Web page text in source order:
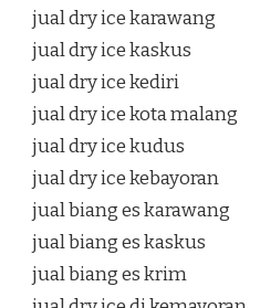
jual dry ice karawang
jual dry ice kaskus
jual dry ice kediri
jual dry ice kota malang
jual dry ice kudus
jual dry ice kebayoran
jual biang es karawang
jual biang es kaskus
jual biang es krim